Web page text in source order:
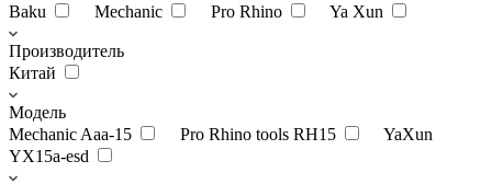
Baku
Mechanic Pro Rhino Ya Xun
Производитель
Китай
Модель
Mechanic Aaa-15
Pro Rhino tools RH15
YaXun
YX15a-esd